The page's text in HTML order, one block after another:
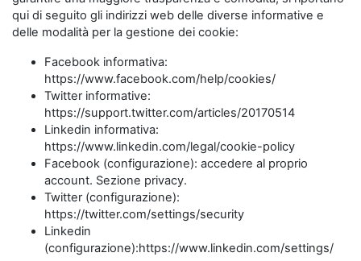
qui di seguito gli indirizzi web delle diverse informative e
delle modalità per la gestione dei cookie:
Facebook informativa:
https://www.facebook.com/help/cookies/
Twitter informative:
https://support.twitter.com/articles/20170514
Linkedin informativa:
https://www.linkedin.com/legal/cookie-policy
Facebook (configurazione): accedere al proprio
account. Sezione privacy.
Twitter (configurazione):
https://twitter.com/settings/security
Linkedin
(configurazione):https://www.linkedin.com/settings/